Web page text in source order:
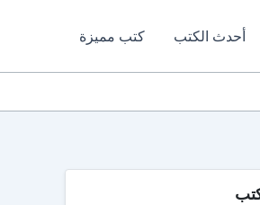
أحدث الكتب كتب مميزة